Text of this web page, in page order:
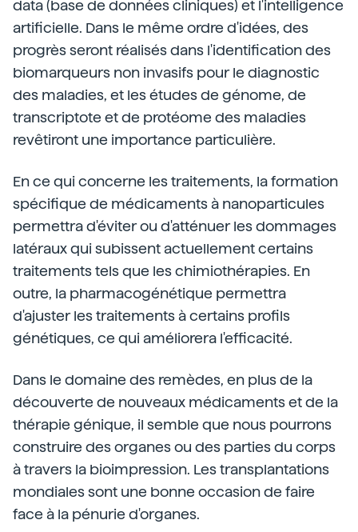
data (base de données cliniques) et l'intelligence
artificielle. Dans le même ordre d'idées, des
progrès seront réalisés dans l'identification des
biomarqueurs non invasifs pour le diagnostic
des maladies, et les études de génome, de
transcriptote et de protéome des maladies
revêtiront une importance particulière.
En ce qui concerne les traitements, la formation
spécifique de médicaments à nanoparticules
permettra d'éviter ou d'atténuer les dommages
latéraux qui subissent actuellement certains
traitements tels que les chimiothérapies. En
outre, la pharmacogénétique permettra
d'ajuster les traitements à certains profils
génétiques, ce qui améliorera l'efficacité.
Dans le domaine des remèdes, en plus de la
découverte de nouveaux médicaments et de la
thérapie génique, il semble que nous pourrons
construire des organes ou des parties du corps
à travers la bioimpression. Les transplantations
mondiales sont une bonne occasion de faire
face à la pénurie d'organes.